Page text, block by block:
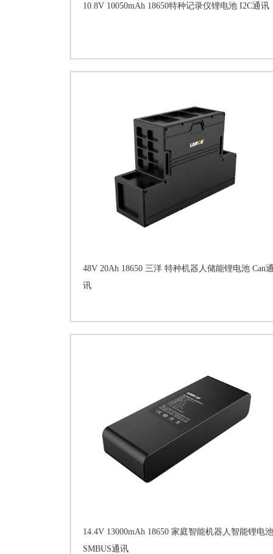
10.8V 10050mAh 18650特种记录仪锂电池 I2C通讯
48V 20Ah 18650 三洋 特种机器人储能锂电池 Can
讯
14.4V 13000mAh 18650 家庭智能机器人智能锂电池
SMBUS通讯